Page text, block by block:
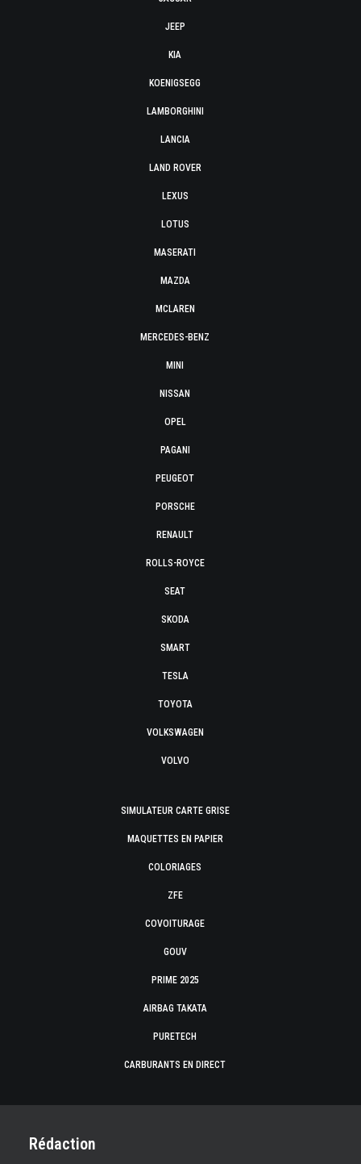
JEEP
KIA
KOENIGSEGG
LAMBORGHINI
LANCIA
LAND ROVER
LEXUS
LOTUS
MASERATI
MAZDA
MCLAREN
MERCEDES-BENZ
MINI
NISSAN
OPEL
PAGANI
PEUGEOT
PORSCHE
RENAULT
ROLLS-ROYCE
SEAT
SKODA
SMART
TESLA
TOYOTA
VOLKSWAGEN
VOLVO
SIMULATEUR CARTE GRISE
MAQUETTES EN PAPIER
COLORIAGES
ZFE
COVOITURAGE
GOUV
PRIME 2025
AIRBAG TAKATA
PURETECH
CARBURANTS EN DIRECT
Rédaction